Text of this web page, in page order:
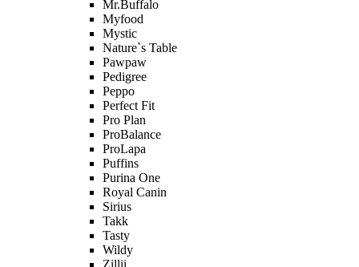
Mr.Buffalo
Myfood
Mystic
Nature`s Table
Pawpaw
Pedigree
Peppo
Perfect Fit
Pro Plan
ProBalance
ProLapa
Puffins
Purina One
Royal Canin
Sirius
Takk
Tasty
Wildy
Zillii